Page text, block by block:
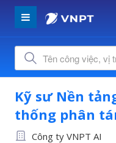
Kỹ sư Nền
thống phân
Công ty VNPT AI